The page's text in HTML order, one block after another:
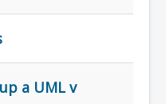
a UML v